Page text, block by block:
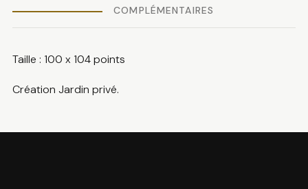
COMPLÉMENTAIRES
Taille : 100 x 104 points
Création Jardin privé.